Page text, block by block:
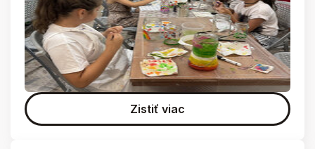
Zistiť viac